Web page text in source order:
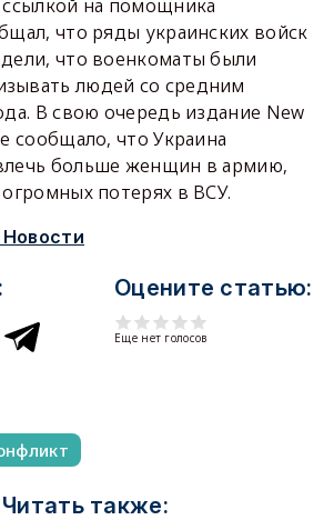
на помощника
что ряды украинских войск
что военкоматы были
людей со средним
В свою очередь издание New
сообщало, что Украина
больше женщин в армию,
потерях в ВСУ.
Оцените статью:
Еще нет голосов
Читать также: